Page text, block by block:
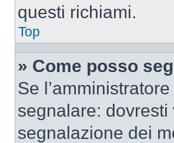
questi richiami.
Top
» Come posso
Se
segnalare:
segnalazione dei